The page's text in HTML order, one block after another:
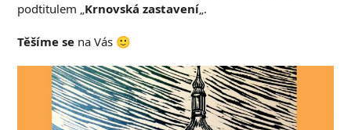
podtitulem „Krnovská zastavení„.
Těšíme se na Vás 🙂